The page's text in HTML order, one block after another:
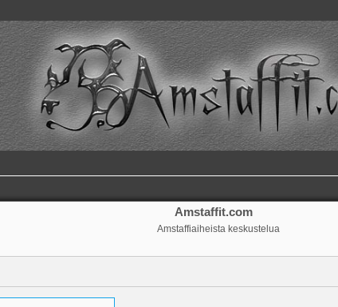
Amstaffit.com
Amstaffiaiheista keskustelua